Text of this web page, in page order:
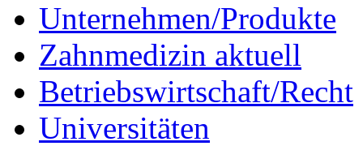
Unternehmen/Produkte
Zahnmedizin aktuell
Betriebswirtschaft/Recht
Universitäten